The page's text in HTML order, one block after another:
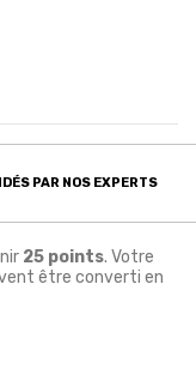
PAR NOS EXPERTS
25 points. Votre
être converti en